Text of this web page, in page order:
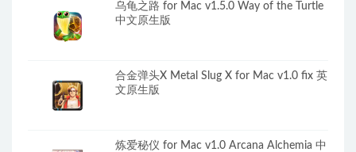
乌龟之路 for Mac v1.5.0 Way of the Turtle
中文原生版
合金弹头X Metal Slug X for Mac v1.0 fix 英
文原生版
炼爱秘仪 for Mac v1.0 Arcana Alchemia 中